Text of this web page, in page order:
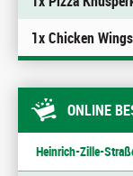
1x Chicken Wings
ONLINE
Heinrich-Zille-